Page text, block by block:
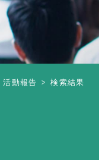
活動報告 検索結果